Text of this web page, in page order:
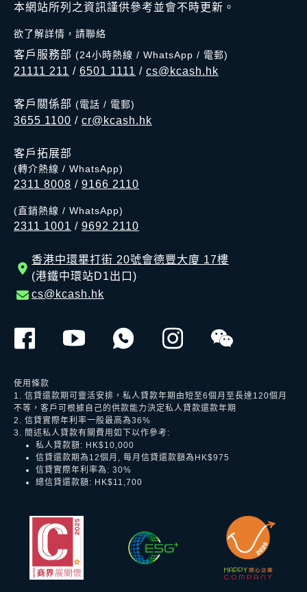
本網站所列之資訊謹供參考並會不時更新。
欲了解詳情，請聯絡
客戶服務部 (24小時熱線 / WhatsApp / 電郵)
21111 211 / 6501 1111 / cs@kcash.hk
客戶關係部 (電話 / 電郵)
3655 1100 / cr@kcash.hk
客戶拓展部
(轉介熱線 / WhatsApp)
2311 8008 / 9166 2110
(直銷熱線 / WhatsApp)
2311 1001 / 9692 2110
香港中環畢打街 20號會德豐大廈 17樓
(港鐵中環站D1出口)
cs@kcash.hk
使用條款
1. 信貸還款期可靈活安排，私人貸款年期由短至6個月至長達120個月
不等，客戶可根據自己的供款能力決定私人貸款還款年期
2. 信貸實際年利率一般最高為36%
3. 簡述私人貸款有關費用如下以作參考:
私人貸款額: HK$10,000
信貸還款期為12個月, 每月信貸還款額為HK$975
信貸實際年利率為: 30%
總信貸還款額: HK$11,700